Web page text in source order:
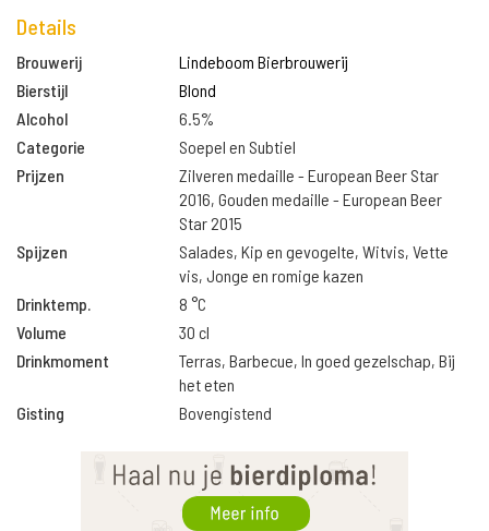
Details
Brouwerij
Lindeboom Bierbrouwerij
Bierstijl
Blond
Alcohol
6.5%
Categorie
Soepel en Subtiel
Prijzen
Zilveren medaille - European Beer Star
2016, Gouden medaille - European Beer
Star 2015
Spijzen
Salades, Kip en gevogelte, Witvis, Vette
vis, Jonge en romige kazen
Drinktemp.
8 °C
Volume
30 cl
Drinkmoment
Terras, Barbecue, In goed gezelschap, Bij
het eten
Gisting
Bovengistend